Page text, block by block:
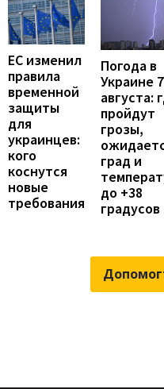
ЕС изменил
правила
временной
защиты
для
украинцев:
кого
коснутся
новые
требования
Погода в
Украине 7
августа:
пройдут
грозы,
град и
до +38
градусов